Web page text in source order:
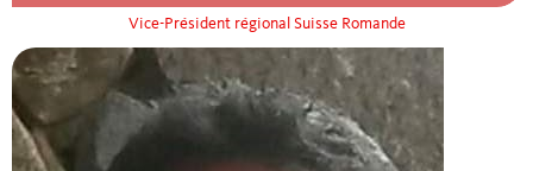
Vice-Président régional Suisse Romande